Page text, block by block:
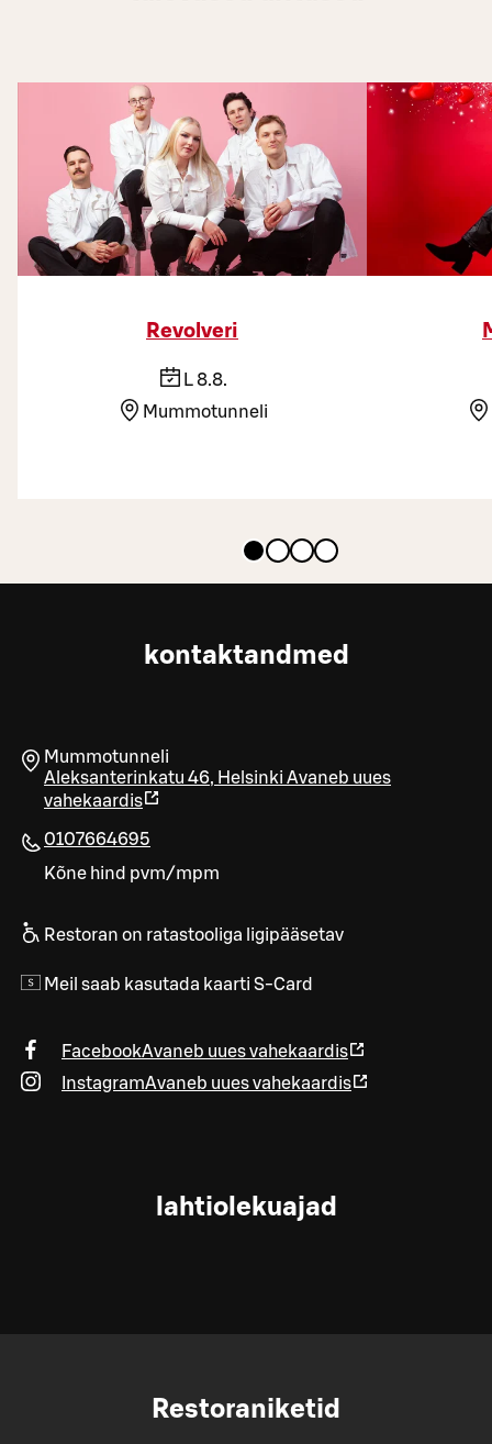
Revolveri
L 8.8.
Mummotunneli
kontaktandmed
Mummotunneli
Aleksanterinkatu 46, Helsinki Avaneb uues
vahekaardis
0107664695
Kõne hind pvm/mpm
Restoran on ratastooliga ligipääsetav
Meil saab kasutada kaarti S-Card
FacebookAvaneb uues vahekaardis
InstagramAvaneb uues vahekaardis
lahtiolekuajad
Restoraniketid